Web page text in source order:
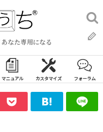
なた専用になる
検
索:
マニュアル カスタマイズ フォーラム